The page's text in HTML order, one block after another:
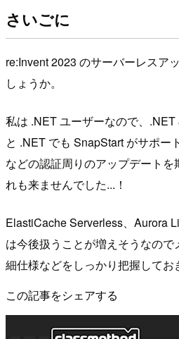
さいごに
re:Invent 2023 のサーバーレスア
しょうか。
私は .NET ユーザーなので、
と .NET でも SnapStart がサポー
などの認証周りのアップデート
れも来ませんでした...！
ElastiCache Serverless、Aurora
は今後扱うことが増えそうなの
細仕様などをしっかり把握してお
この記事をシェアする